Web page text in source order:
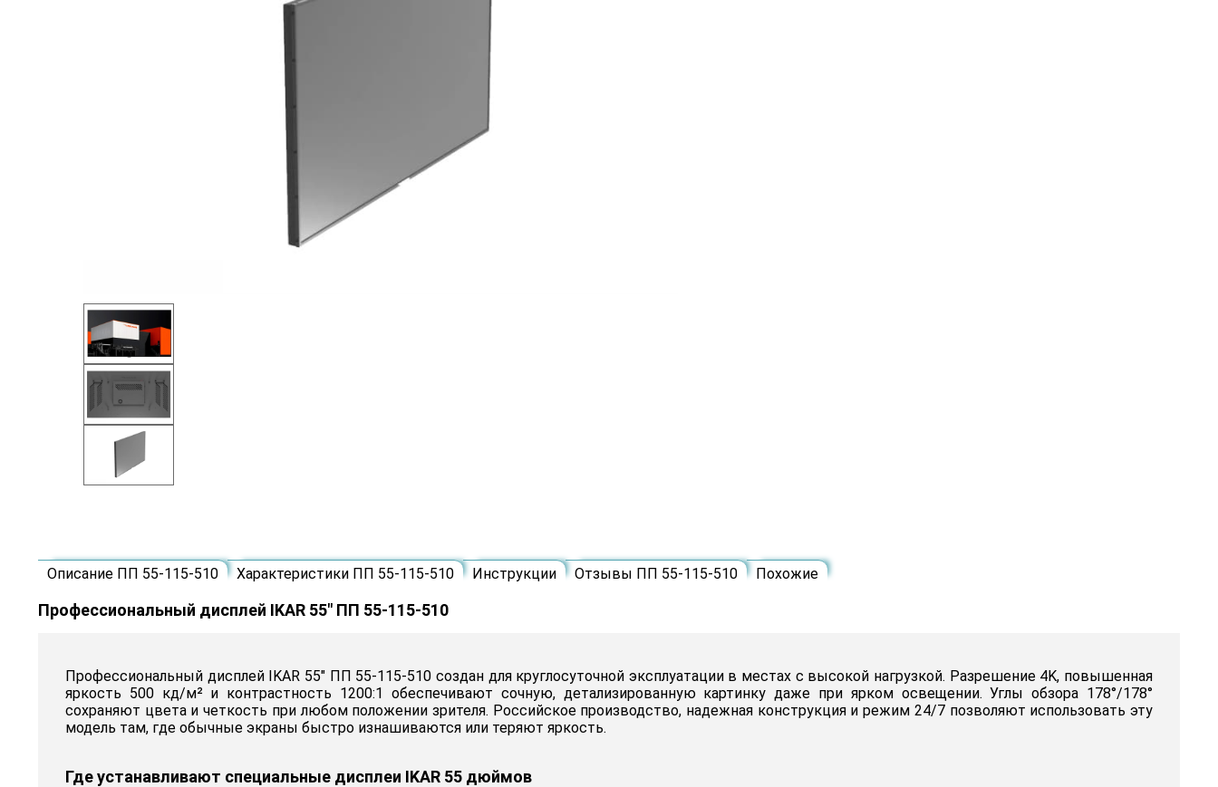
Описание ПП 55-115-510 Характеристики ПП 55-115-510 Инструкции Отзывы ПП 55-115-510 Похожие
Профессиональный дисплей IKAR 55" ПП 55-115-510
Профессиональный дисплей IKAR 55" ПП 55-115-510 создан для круглосуточной эксплуатации в местах с высокой нагрузкой. Разрешение 4K, повышенная
яркость 500 кд/м² и контрастность 1200:1 обеспечивают сочную, детализированную картинку даже при ярком освещении. Углы обзора 178°/178°
сохраняют цвета и четкость при любом положении зрителя. Российское производство, надежная конструкция и режим 24/7 позволяют использовать эту
модель там, где обычные экраны быстро изнашиваются или теряют яркость.
Где устанавливают специальные дисплеи IKAR 55 дюймов